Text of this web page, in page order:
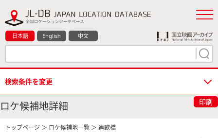
日本語 English 中文
検索条件を変更
ロケ候補地詳細 印刷
トップページ ＞ ロケ候補地一覧 ＞ 連歌橋